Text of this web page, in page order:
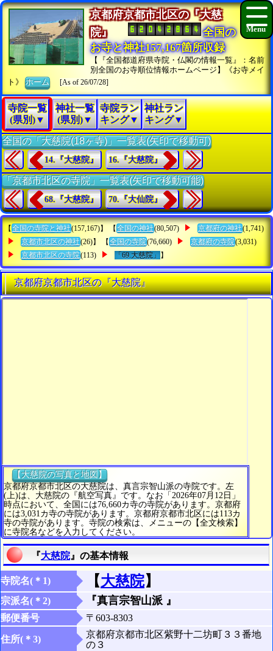
京都府京都市北区の『大慈
院』
全国の
お寺と神社157,167箇所収録
【『全国都道府県寺院・仏閣の情報一覧』：名前
別全国のお寺順位情報ホームページ】《お寺メイ
ト》ホーム [As of 26/07/28]
寺院一覧
(県別)▼
神社一覧
(県別)▼
寺院ラン
キング▼
神社ラン
キング▼
全国の「大慈院(18ヶ寺)」一覧表(矢印で移動可)
14.『大慈院』 16.『大慈院』
「京都市北区の寺院」一覧表(矢印で移動可能)
68.『大慈院』 70.『大仙院』
【 全国の寺院と神社(157,167)】 【 全国の神社(80,507) 京都府の神社(1,741)
京都市北区の神社(26)】 【 全国の寺院(76,660) 京都府の寺院(3,031)
京都市北区の寺院(113) 「69.大慈院」 】
京都府京都市北区の『大慈院』
【大慈院の写真と地図】
京都府京都市北区の大慈院は、真言宗智山派の寺院です。左
(上)は、大慈院の『航空写真』です。なお「2026年07月12日」
時点において、全国には76,660カ寺の寺院があります。京都府
には3,031カ寺の寺院があります。京都府京都市北区には113カ
寺の寺院があります。寺院の検索は、メニューの【全文検索】
に寺院名などを入力してください。
『大慈院』の基本情報
寺院名(＊1) 【大慈院】
宗派名(＊2) 『真言宗智山派 』
郵便番号 〒603-8303
住所(＊3)
京都府京都市北区紫野十二坊町３３番地
の３